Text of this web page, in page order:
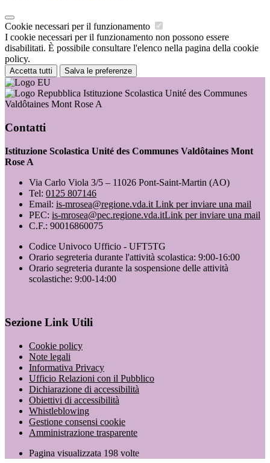
Cookie necessari per il funzionamento
I cookie necessari per il funzionamento non possono essere
disabilitati. È possibile consultare l'elenco nella pagina della cookie
policy.
Accetta tutti Salva le preferenze
Istituzione Scolastica Unité des Communes
Valdôtaines Mont Rose A
Contatti
Istituzione Scolastica Unité des Communes Valdôtaines Mont
Rose A
Via Carlo Viola 3/5 – 11026 Pont-Saint-Martin (AO)
Tel: 0125 807146
Email: is-mrosea@regione.vda.it Link per inviare una mail
PEC: is-mrosea@pec.regione.vda.itLink per inviare una mail
C.F.: 90016860075
Codice Univoco Ufficio - UFT5TG
Orario segreteria durante l'attività scolastica: 9:00-16:00
Orario segreteria durante la sospensione delle attività
scolastiche: 9:00-14:00
Sezione Link Utili
Cookie policy
Note legali
Informativa Privacy
Ufficio Relazioni con il Pubblico
Dichiarazione di accessibilità
Obiettivi di accessibilità
Whistleblowing
Gestione consensi cookie
Amministrazione trasparente
Pagina visualizzata 198 volte